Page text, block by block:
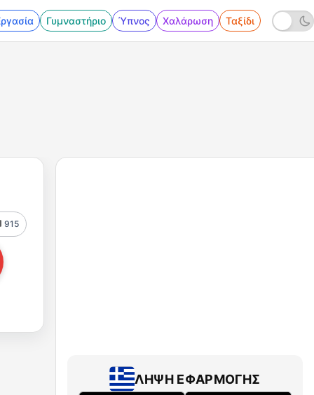
Γυμναστήριο Ύπνος Χαλάρωση Ταξίδι
915
ΛΉΨΗ ΕΦΑΡΜΟΓΉΣ